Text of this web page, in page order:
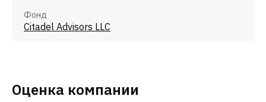
Фонд
Citadel Advisors LLC
Оценка компании